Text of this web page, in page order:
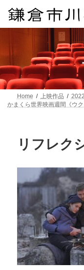
ン
ス
キ
ッ
プ
ー
ン
に
移
動
Home 上映作品
かまくら世界映画週間《ウク
リフレク